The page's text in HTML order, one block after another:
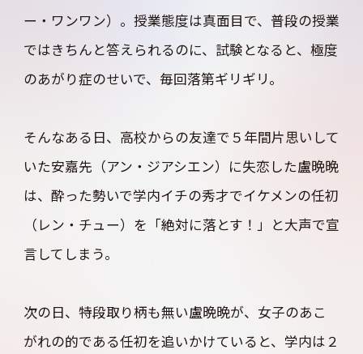
ー・ワンワン）。授業態度は真面目で、普段の授業
ではきちんと答えられるのに、試験となると、極度
のあがり症のせいで、毎回落第ギリギリ。
そんなある日、高校からの友達で５年間片思いして
いた安嘉先（アン・ジアシエン）に失恋した盧晩晩
は、酔った勢いで学内イチの秀才でイケメンの任初
（レン・チュー）を「絶対に落とす！」と大声で宣
言してしまう。
次の日、特段取り柄も無い盧晩晩が、女子のあこ
がれの的である任初を追いかけていると、学内は２